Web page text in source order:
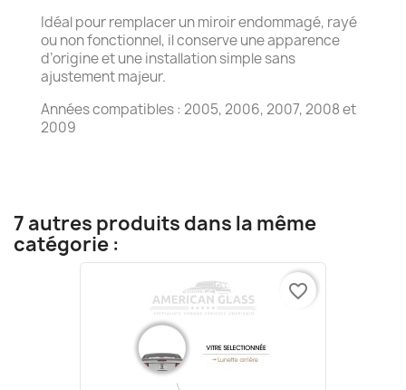
Idéal pour remplacer un miroir endommagé, rayé
ou non fonctionnel, il conserve une apparence
d’origine et une installation simple sans
ajustement majeur.
Années compatibles : 2005, 2006, 2007, 2008 et
2009
7 autres produits dans la même
catégorie :
favorite_border